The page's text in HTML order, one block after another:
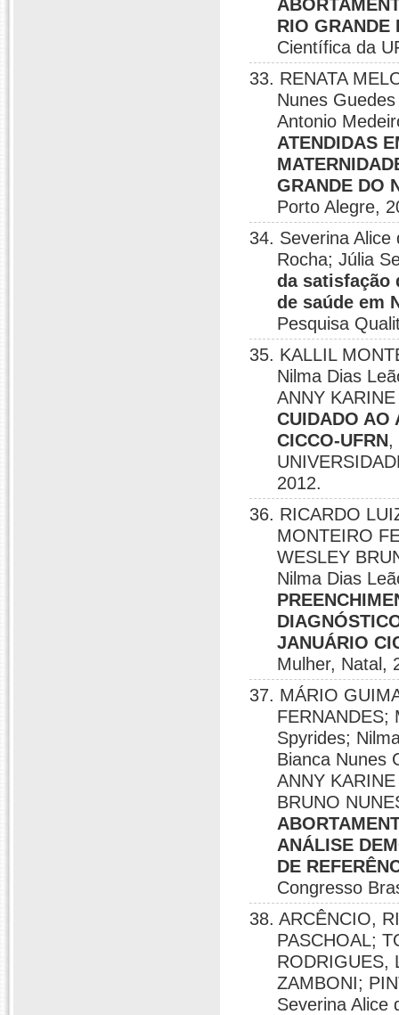
RIO GRANDE
Científica da
33. RENATA
Nunes
Antonio
ATENDIDAS
GRANDE DO
Porto Alegre,
34. Severina
Rocha; Júlia
da satisfação
de saúde em
Pesquisa
35. KALLIL
Nilma Dias
ANNY
CUIDADO AO
CICCO-UFRN,
2012.
36. RICARDO
MONTEIRO
WESLEY
Nilma Dias
JANUÁRIO
Mulher, Natal,
37. MÁRIO
FERNANDES;
Spyrides;
Bianca Nunes
ANNY
BRUNO
ANÁLISE
DE
Congresso
38. ARCÊNCIO,
PASCHOAL;
RODRIGUES,
ZAMBONI;
Severina Alice